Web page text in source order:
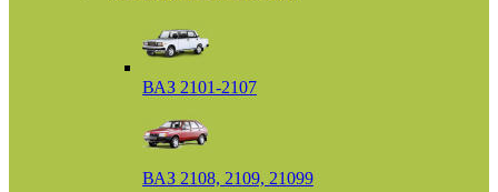
ВАЗ 2101-2107
ВАЗ 2108, 2109, 21099